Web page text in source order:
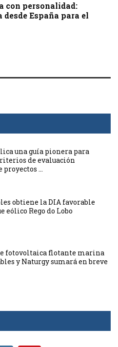
con personalidad:
España para el
una guía pionera para
de evaluación
...
obtiene la DIA favorable
eólico Rego do Lobo
fotovoltaica flotante marina
y Naturgy sumará en breve